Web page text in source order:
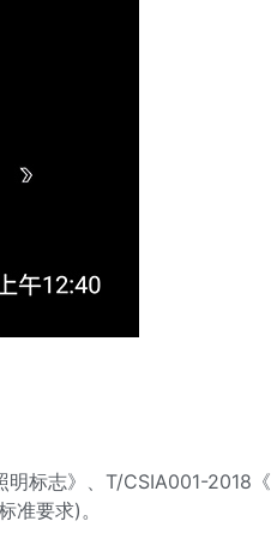
志》、T/CSIA001-2018《
准要求)。